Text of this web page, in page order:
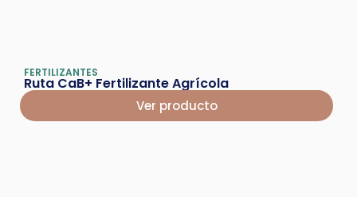
FERTILIZANTES
Ruta CaB+ Fertilizante Agrícola
Ver producto